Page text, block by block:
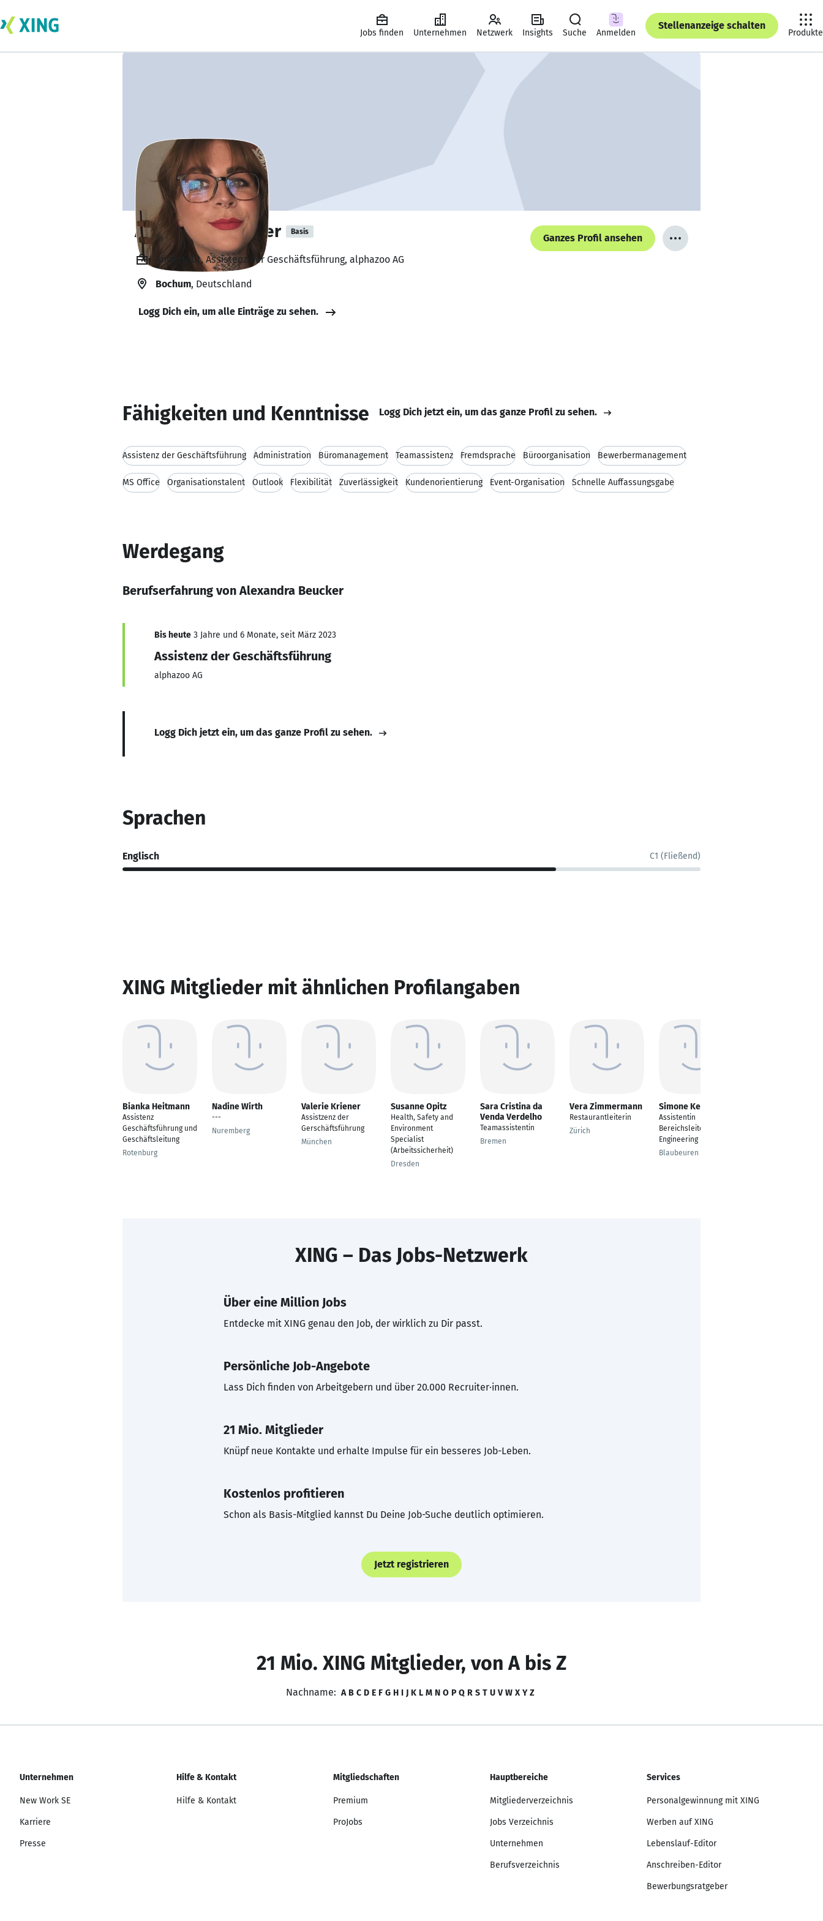
Jobs finden Unternehmen Netzwerk Insights Suche Anmelden
Stellenanzeige schalten
Produkte
Alexandra Beucker Basis
Ganzes Profil ansehen
Angestellt, Assistenz der Geschäftsführung, alphazoo AG
Bochum, Deutschland
Logg Dich ein, um alle Einträge zu sehen.
Fähigkeiten und Kenntnisse Logg Dich jetzt ein, um das ganze Profil zu sehen.
Assistenz der Geschäftsführung Administration Büromanagement Teamassistenz Fremdsprache Büroorganisation Bewerbermanagement
MS Office Organisationstalent Outlook Flexibilität Zuverlässigkeit Kundenorientierung Event-Organisation Schnelle Auffassungsgabe
Werdegang
Berufserfahrung von Alexandra Beucker
Bis heute 3 Jahre und 6 Monate, seit März 2023
Assistenz der Geschäftsführung
alphazoo AG
Logg Dich jetzt ein, um das ganze Profil zu sehen.
Sprachen
Englisch C1 (Fließend)
XING Mitglieder mit ähnlichen Profilangaben
Bianka Heitmann
Assistenz
Geschäftsführung und
Geschäftsleitung
Rotenburg
Nadine Wirth
---
Nuremberg
Valerie Kriener
Assistzenz der
Gerschäftsführung
München
Susanne Opitz
Health, Safety and
Environment
Specialist
(Arbeitssicherheit)
Dresden
Sara Cristina da
Venda Verdelho
Teamassistentin
Bremen
Vera Zimmermann
Restaurantleiterin
Zürich
Simone Keck
Assistentin
Bereichsleiter
Engineering
Blaubeuren
XING – Das Jobs-Netzwerk
Über eine Million Jobs
Entdecke mit XING genau den Job, der wirklich zu Dir passt.
Persönliche Job-Angebote
Lass Dich finden von Arbeitgebern und über 20.000 Recruiter·innen.
21 Mio. Mitglieder
Knüpf neue Kontakte und erhalte Impulse für ein besseres Job-Leben.
Kostenlos profitieren
Schon als Basis-Mitglied kannst Du Deine Job-Suche deutlich optimieren.
Jetzt registrieren
21 Mio. XING Mitglieder, von A bis Z
Nachname: A B C D E F G H I J K L M N O P Q R S T U V W X Y Z
Unternehmen
New Work SE
Karriere
Presse
Hilfe & Kontakt
Hilfe & Kontakt
Mitgliedschaften
Premium
ProJobs
Hauptbereiche
Mitgliederverzeichnis
Jobs Verzeichnis
Unternehmen
Berufsverzeichnis
Services
Personalgewinnung mit XING
Werben auf XING
Lebenslauf-Editor
Anschreiben-Editor
Bewerbungsratgeber